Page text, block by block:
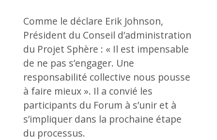
Comme le déclare Erik Johnson,
Président du Conseil d’administration
du Projet Sphère : « Il est impensable
de ne pas s’engager. Une
responsabilité collective nous pousse
à faire mieux ». Il a convié les
participants du Forum à s’unir et à
s’impliquer dans la prochaine étape
du processus.